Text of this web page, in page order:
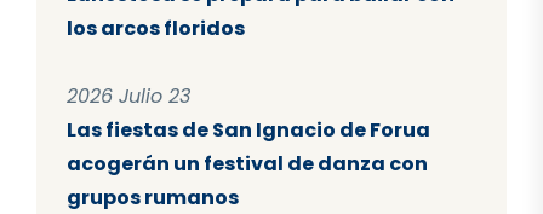
los arcos floridos
2026 Julio 23
Las fiestas de San Ignacio de Forua
acogerán un festival de danza con
grupos rumanos